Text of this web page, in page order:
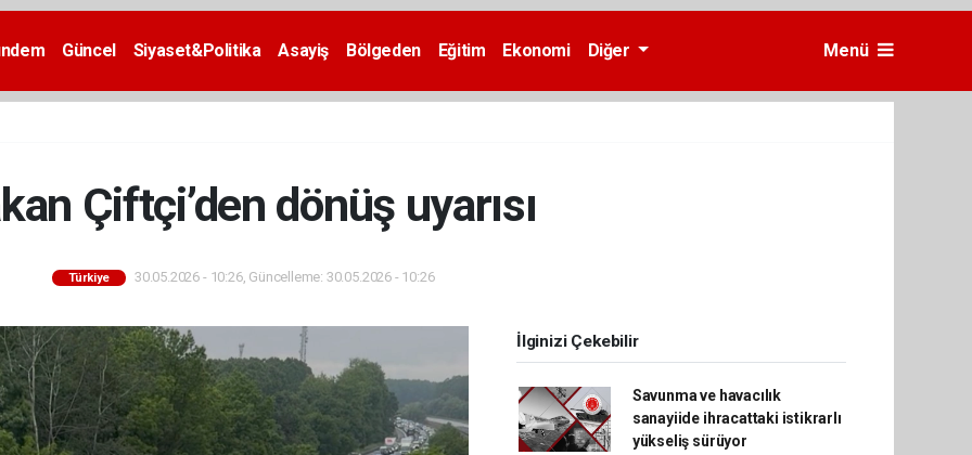
Güncel Siyaset&Politika Asayiş Bölgeden Eğitim Ekonomi Diğer Menü
Çiftçi’den dönüş uyarısı
Türkiye 30.05.2026 - 10:26, Güncelleme: 30.05.2026 - 10:26
İlginizi Çekebilir
Savunma ve havacılık
sanayiide ihracattaki istikrarlı
yükseliş sürüyor